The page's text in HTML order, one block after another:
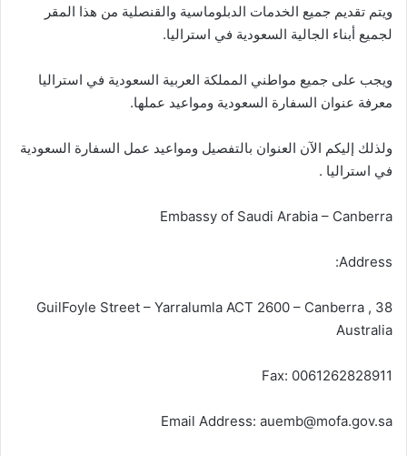
ويتم تقديم جميع الخدمات الدبلوماسية والقنصلية من هذا المقر
لجميع أبناء الجالية السعودية في استراليا.
ويجب على جميع مواطني المملكة العربية السعودية في استراليا
معرفة عنوان السفارة السعودية ومواعيد عملها.
ولذلك إليكم الآن العنوان بالتفصيل ومواعيد عمل السفارة السعودية
في استراليا .
Embassy of Saudi Arabia – Canberra
Address:
38 GuilFoyle Street – Yarralumla ACT 2600 – Canberra ,
Australia
Fax: 0061262828911
Email Address: auemb@mofa.gov.sa